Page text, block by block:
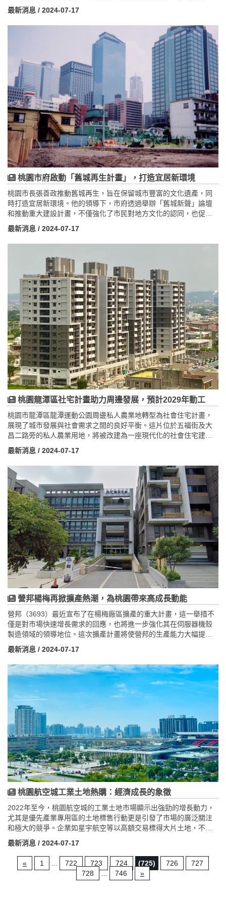
台預售屋交易的龍頭。其擁有的多樣化企業總部、金融機構、科技
公司及豐富的零售與服務業場所，吸引了眾多專業人士和家庭前來
定居和投資。台北市的強勁表現不僅鞏固了其市場地位，也彰顯了
其作為亞洲重要城市之一的不竭魅力。
最新消息 / 2024-07-17
桃園市府啟動「舊城再生計畫」，打造宜居新環境
桃園市長張善政推動舊城再生，旨在保留城市豐富的文化遺產，同
時打造宜居新環境。他的領導下，市府透過舉辦「舊城新聲」論壇
和推動重大建設計畫，不僅強化了市民對地方文化的認同，也促進
了社區參與和經濟發展。這些努力不僅改善了城市基礎設施，更將
桃園市推向永續發展的前沿，成為宜居生活新標竿。
最新消息 / 2024-07-17
桃園龍潭區社宅計畫助力周邊發展，預計2029年動工
桃園市龍潭區龍潭運動公園周邊私人農業地轉型為社會住宅計畫，
展現了城市發展與社會需求之間的良好平衡。這片位於五福街及大
昌二路旁的私人農業用地，將被改建為一座現代化的社會住宅建
築，預計提供260戶住戶安全、舒適的居住環境。計畫涵蓋了完善的
基礎設施規劃，包括公共交通、綠地空間和便捷的生活機能，為未
來居民提供便利和舒適的居住條件。桃園市作為社會住宅發展的領
頭羊，已經成功完成多個類似計畫，有效改善了住房供應短缺的問
題，同時提升了區域的生活品質與社會均衡發展。這項計畫的推
進，不僅反映了市府對市民生活品質的關注，更展現了城市發展中
可持續和多元化的發展策略。
最新消息 / 2024-07-17
營邦楊梅再掀擴產熱潮，為桃園帶來高成長動能
營邦（3693）最近宣布了在楊梅廠區擴產的重大計畫，這一舉措不
僅是對市場快速增長需求的回應，也將進一步強化其在伺服器機殼
製造領域的領導地位。這次擴產計畫將使營邦的生產能力大幅提
升，以滿足全球對高效能伺服器的不斷增長需求。楊梅廠區的擴展
不僅將促進當地經濟發展，還將在綠色和可持續發展方面發揮積極
作用，這對桃園市和整體地區的發展將帶來長遠影響。
最新消息 / 2024-07-17
桃園航空城工業土地熱購：經濟成長的象徵
2022年至今，桃園航空城的工業土地市場顯示出強勁的增長動力，
尤其是優先產業專用區的土地標售行動更是引發了市場的廣泛關注
和極大的競爭。企業如星宇航空等以高額交易標得大片土地，不僅
顯示了對土地供應稀缺性的警覺，也凸顯了桃園航空城在航空、物
流等高科技產業發展中的關鍵地位。這些標售活動不僅反映出企業
對擴展生產能力和提升競爭力的迫切需求，同時也反映了全球供應
鏈調整背景下，桃園航空城地理位置、基礎設施和人才優勢的吸引
力。隨著全球市場的不確定性增加，這些投資和擴張行動不僅在區
最新消息 / 2024-07-17
« 1 ... 722 723 724 (725) 726
727
728
... 746 »